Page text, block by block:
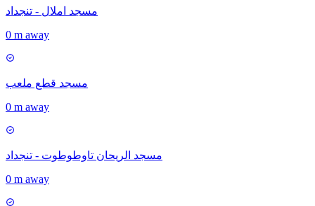
مسجد املال - تنجداد
0 m away
مسجد قطع ملعب
0 m away
مسجد الريحان تاوطوطوت - تنجداد
0 m away